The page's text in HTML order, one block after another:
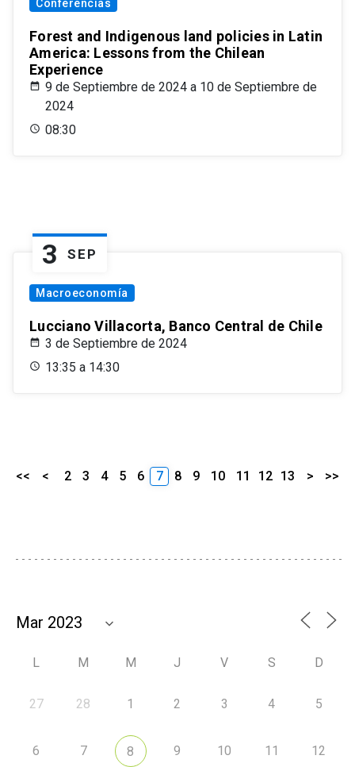
Conferencias
Forest and Indigenous land policies in Latin
America: Lessons from the Chilean
Experience
9 de Septiembre de 2024 a 10 de Septiembre de
2024
08:30
3 SEP
Macroeconomía
Lucciano Villacorta, Banco Central de Chile
3 de Septiembre de 2024
13:35 a 14:30
<< < 2 3 4 5 6 7 8 9 10 11 12 13 > >>
L M M J V S D
27 28 1 2 3 4 5
6 7 8 9 10 11 12